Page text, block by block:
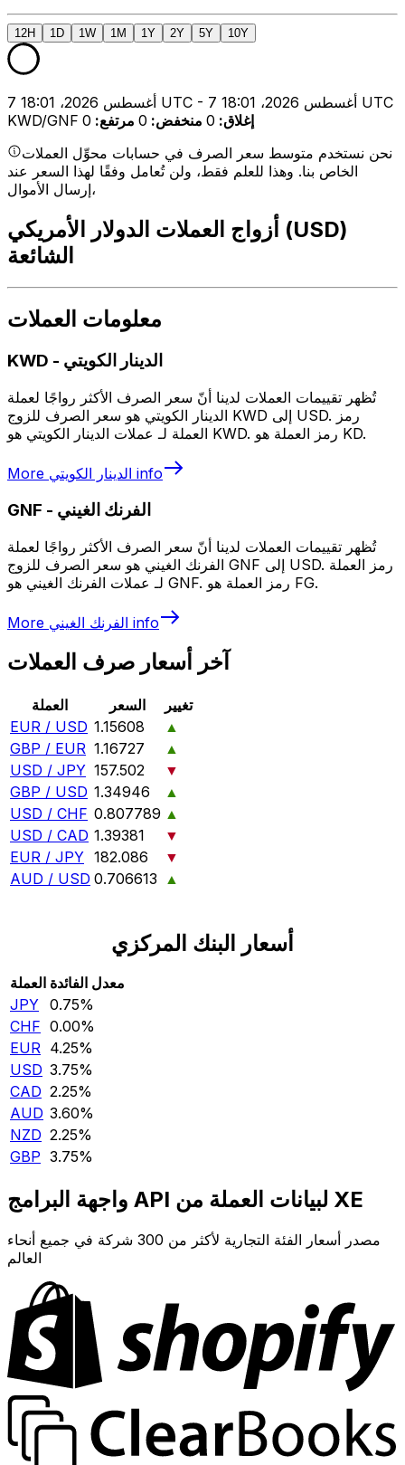
12H 1D 1W 1M 1Y 2Y 5Y 10Y
7 أغسطس 2026، 18:01 UTC - 7 أغسطس 2026، 18:01 UTC
KWD/GNF
إغلاق:
0 منخفض:
0 مرتفع:
0
نحن نستخدم متوسط سعر الصرف في حسابات محوِّل العملات
الخاص بنا. وهذا للعلم فقط، ولن تُعامل وفقًا لهذا السعر عند
إرسال الأموال،
أزواج العملات الدولار الأمريكي (USD)
الشائعة
معلومات العملات
KWD - الدينار الكويتي
تُظهر تقييمات العملات لدينا أنّ سعر الصرف الأكثر رواجًا لعملة
الدينار الكويتي هو سعر الصرف للزوج KWD إلى USD. رمز
العملة لـ عملات الدينار الكويتي هو KWD. رمز العملة هو KD.
More الدينار الكويتي info
GNF - الفرنك الغيني
تُظهر تقييمات العملات لدينا أنّ سعر الصرف الأكثر رواجًا لعملة
الفرنك الغيني هو سعر الصرف للزوج GNF إلى USD. رمز العملة
لـ عملات الفرنك الغيني هو GNF. رمز العملة هو FG.
More الفرنك الغيني info
آخر أسعار صرف العملات
العملة السعر
تغيير
EUR / USD 1.15608
▲
GBP / EUR 1.16727
▲
USD / JPY 157.502
▼
GBP / USD 1.34946
▲
USD / CHF 0.807789 ▲
USD / CAD 1.39381
▼
EUR / JPY 182.086
▼
AUD / USD 0.706613 ▲
أسعار البنك المركزي
العملة معدل الفائدة
JPY 0.75‎%‎
CHF 0.00‎%‎
EUR 4.25‎%‎
USD 3.75‎%‎
CAD 2.25‎%‎
AUD 3.60‎%‎
NZD 2.25‎%‎
GBP 3.75‎%‎
واجهة البرامج API لبيانات العملة من XE
مصدر أسعار الفئة التجارية لأكثر من 300 شركة في جميع أنحاء
العالم